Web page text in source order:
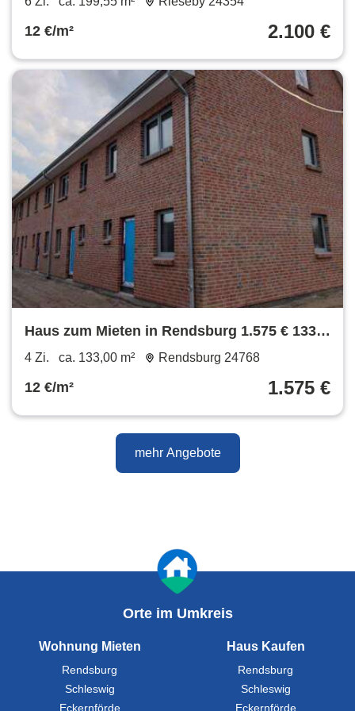
12 €/m² 2.100 €
Haus zum Mieten in Rendsburg 1.575 € 133
m²
4 Zi. ca. 133,00 m² Rendsburg 24768
12 €/m² 1.575 €
mehr Angebote
Orte im Umkreis
Wohnung Mieten
Rendsburg
Schleswig
Eckernförde
Haus Kaufen
Rendsburg
Schleswig
Eckernförde